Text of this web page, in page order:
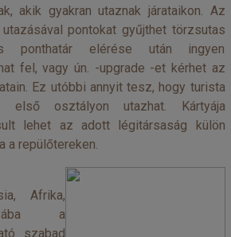
akik gyakran utaznak járataikon. Az
pontokat gyűjthet törzsutas
ponthatár elérése után ingyen
fel, vagy ún. -upgrade -et kérhet az
Ez utóbbi annyit tesz, hogy turista
első osztályon utazhat. Kártyája
lehet az adott légitársaság külön
a repülőtereken.
Afrika,
a
szabad